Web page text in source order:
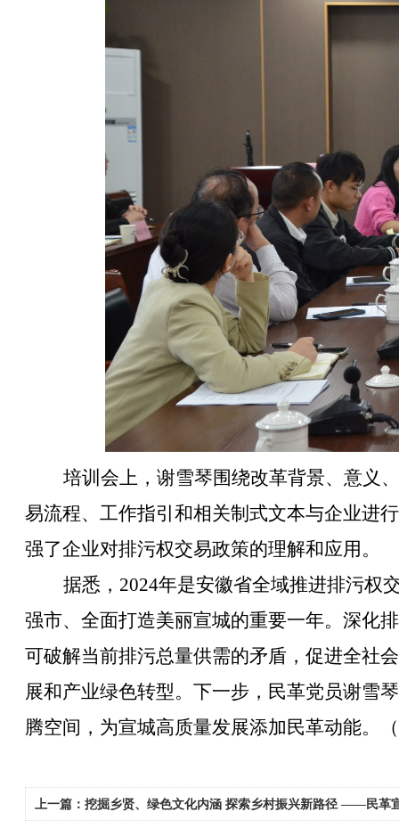
培训会上，谢雪琴围绕改革背景、意义
易流程、工作指引和相关制式文本与企业进
强了企业对排污权交易政策的理解和应用。
据悉， 2024年是安徽省全域推进排污权
强市、全面打造美丽宣城的重要一年。 深化
可破解当前排污总量供需的矛盾，促进全社
展和产业绿色转型。下一步，民革党员谢雪
腾空间，为宣城高质量发展添加民革动能。
上一篇：挖掘乡贤、绿色文化内涵 探索乡村振兴新路径 ——民革